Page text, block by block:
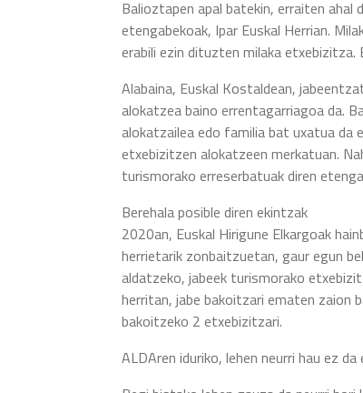
Balioztapen apal batekin, erraiten
etengabekoak, Ipar Euskal Herrian.
erabili ezin dituzten milaka
Alabaina, Euskal Kostaldean,
alokatzea baino errentagarriagoa da.
alokatzailea edo familia bat uxatua da
etxebizitzen alokatzeen merkatuan.
turismorako erreserbatuak diren
Berehala posible diren ekintzak
2020an, Euskal Hirigune Elkargoak
herrietarik zonbaitzuetan, gaur egun
aldatzeko, jabeek turismorako
herritan, jabe bakoitzari ematen zaion
bakoitzeko 2 etxebizitzari.
ALDAren iduriko, lehen neurri hau ez